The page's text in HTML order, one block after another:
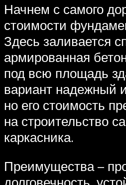
Начнем с самого
стоимости
Здесь заливается
армированная
под всю площадь
вариант надежный
но его стоимость
на строительство
каркасника.
Преимущества –
долговечность,